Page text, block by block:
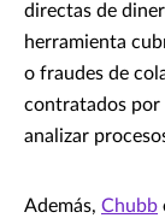
directas de
herramienta
o fraudes de
contratados por
analizar
Además, Chubb